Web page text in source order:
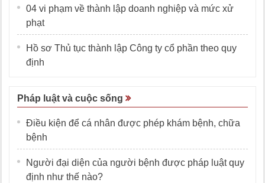
04 vi phạm về thành lập doanh nghiệp và mức xử
phạt
Hồ sơ Thủ tục thành lập Công ty cổ phần theo quy
định
Pháp luật và cuộc sống
Điều kiện để cá nhân được phép khám bệnh, chữa
bệnh
Người đại diện của người bệnh được pháp luật quy
định như thế nào?